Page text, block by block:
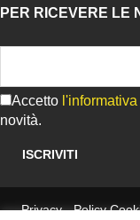
PER RICEVERE LE
Accetto
novità.
Privacy-Policy